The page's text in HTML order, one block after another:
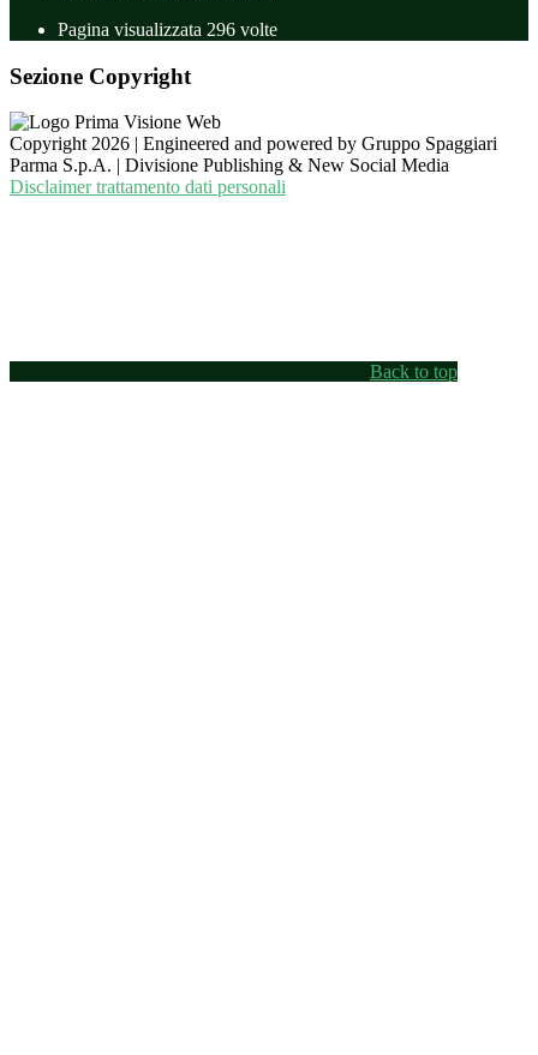
Pagina visualizzata 296 volte
Sezione Copyright
Copyright 2026 | Engineered and powered by Gruppo Spaggiari
Parma S.p.A. | Divisione Publishing & New Social Media
Disclaimer trattamento dati personali
Back to top